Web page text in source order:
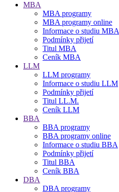
MBA
MBA programy
MBA programy online
Informace o studiu MBA
Podmínky přijetí
Titul MBA
Ceník MBA
LLM
LLM programy
Informace o studiu LLM
Podmínky přijetí
Titul LL.M.
Ceník LLM
BBA
BBA programy
BBA programy online
Informace o studiu BBA
Podmínky přijetí
Titul BBA
Ceník BBA
DBA
DBA programy